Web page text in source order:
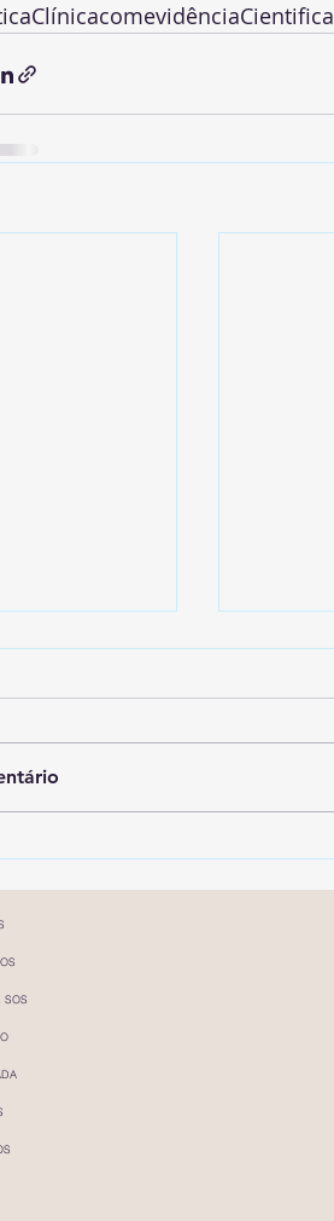
SOS